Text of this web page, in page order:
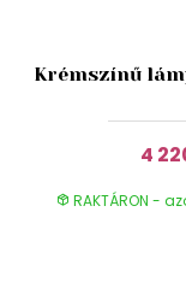
Krémszínű
4
RAKTÁRON -